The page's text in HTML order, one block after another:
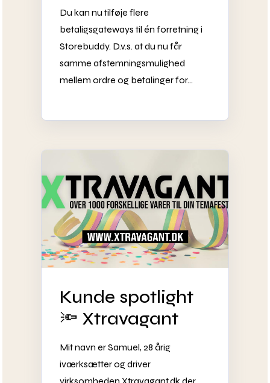
Du kan nu tilføje flere
betaligsgateways til én forretning i
Storebuddy. D.v.s. at du nu får
samme afstemningsmulighed
mellem ordre og betalinger for...
Kunde spotlight
🔦 Xtravagant
Mit navn er Samuel, 28 årig
iværksætter og driver
virksomheden Xtravagant.dk der